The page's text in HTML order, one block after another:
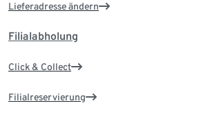
Lieferadresse ändern
Filialabholung
Click & Collect
Filialreservierung